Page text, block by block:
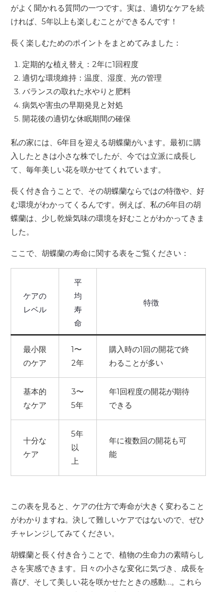
がよく聞かれる質問の一つです。実は、適切なケアを続
ければ、5年以上も楽しむことができるんです！
長く楽しむためのポイントをまとめてみました：
定期的な植え替え：2年に1回程度
適切な環境維持：温度、湿度、光の管理
バランスの取れた水やりと肥料
病気や害虫の早期発見と対処
開花後の適切な休眠期間の確保
私の家には、6年目を迎える胡蝶蘭がいます。最初に購
入したときは小さな株でしたが、今では立派に成長し
て、毎年美しい花を咲かせてくれています。
長く付き合うことで、その胡蝶蘭ならではの特徴や、好
む環境がわかってくるんです。例えば、私の6年目の胡
蝶蘭は、少し乾燥気味の環境を好むことがわかってきま
した。
ここで、胡蝶蘭の寿命に関する表をご覧ください：
ケアの
レベル
平
均
寿
命
特徴
最小限
のケア
1〜
2年
購入時の1回の開花で終
わることが多い
基本的
なケア
3〜
5年
年1回程度の開花が期待
できる
十分な
ケア
5年
以
上
年に複数回の開花も可
能
この表を見ると、ケアの仕方で寿命が大きく変わること
がわかりますね。決して難しいケアではないので、ぜひ
チャレンジしてみてください。
胡蝶蘭と長く付き合うことで、植物の生命力の素晴らし
さを実感できます。日々の小さな変化に気づき、成長を
喜び、そして美しい花を咲かせたときの感動…。これら